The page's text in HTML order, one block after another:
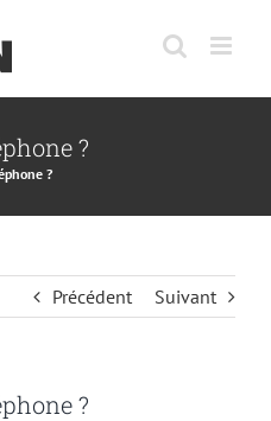
?
?
Précédent Suivant
?